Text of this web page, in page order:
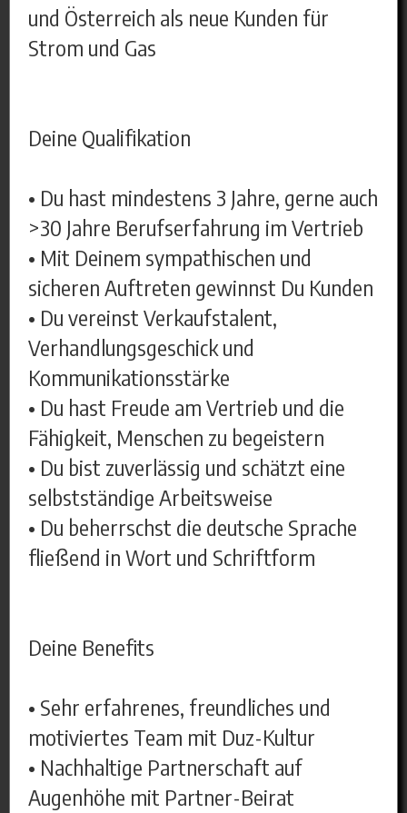
und Österreich als neue Kunden für
Strom und Gas
Deine Qualifikation
• Du hast mindestens 3 Jahre, gerne auch
>30 Jahre Berufserfahrung im Vertrieb
• Mit Deinem sympathischen und
sicheren Auftreten gewinnst Du Kunden
• Du vereinst Verkaufstalent,
Verhandlungsgeschick und
Kommunikationsstärke
• Du hast Freude am Vertrieb und die
Fähigkeit, Menschen zu begeistern
• Du bist zuverlässig und schätzt eine
selbstständige Arbeitsweise
• Du beherrschst die deutsche Sprache
fließend in Wort und Schriftform
Deine Benefits
• Sehr erfahrenes, freundliches und
motiviertes Team mit Duz-Kultur
• Nachhaltige Partnerschaft auf
Augenhöhe mit Partner-Beirat